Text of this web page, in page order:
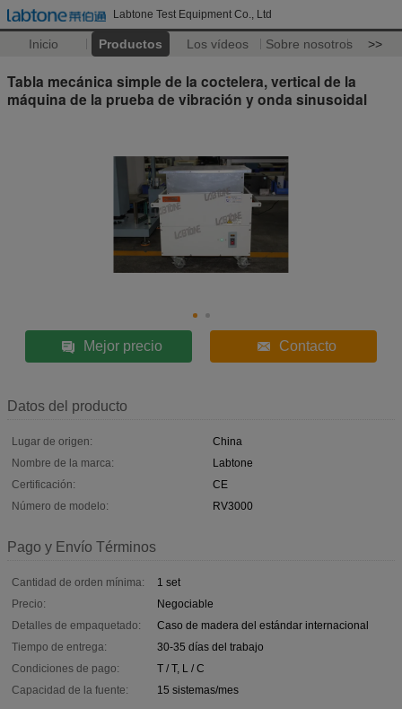
Labtone Test Equipment Co., Ltd
Inicio Productos Los vídeos Sobre nosotros >>
Tabla mecánica simple de la coctelera, vertical de la
máquina de la prueba de vibración y onda sinusoidal
Mejor precio Contacto
Datos del producto
Lugar de origen:
China
Nombre de la marca:
Labtone
Certificación:
CE
Número de modelo:
RV3000
Pago y Envío Términos
Cantidad de orden mínima:
1 set
Precio:
Negociable
Detalles de empaquetado:
Caso de madera del estándar internacional
Tiempo de entrega:
30-35 días del trabajo
Condiciones de pago:
T / T, L / C
Capacidad de la fuente:
15 sistemas/mes